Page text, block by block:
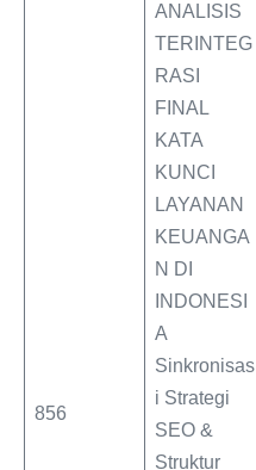
856
ANALISIS
TERINTEG
RASI
FINAL
KATA
KUNCI
LAYANAN
KEUANGA
N DI
INDONESI
A
Sinkronisas
i Strategi
SEO &
Struktur